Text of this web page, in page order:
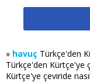
» havuç Türkçe'den
Türkçe'den Kürtçe'ye
Kürtçe'ye çeviride